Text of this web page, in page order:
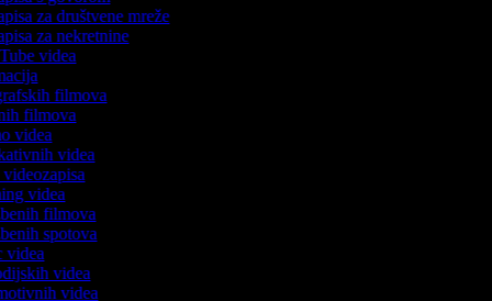
za društvene mreže
za nekretnine
videa
filmova
filmova
videa
videa
videa
filmova
spotova
videa
videa
videa